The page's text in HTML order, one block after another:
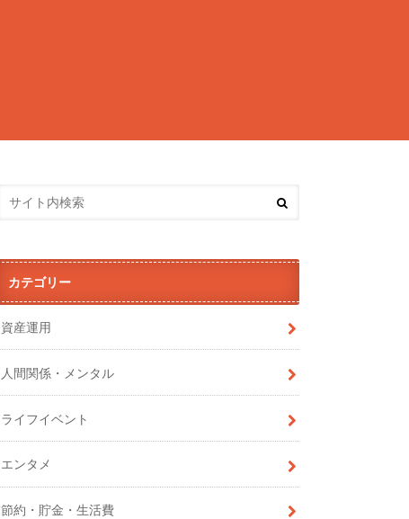
カテゴリー
資産運用
人間関係・メンタル
ライフイベント
エンタメ
節約・貯金・生活費